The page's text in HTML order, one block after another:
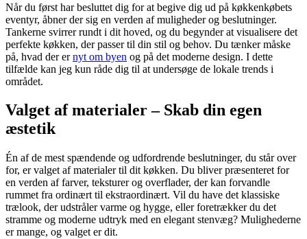
Når du først har besluttet dig for at begive dig ud på køkkenkøbets
eventyr, åbner der sig en verden af muligheder og beslutninger.
Tankerne svirrer rundt i dit hoved, og du begynder at visualisere det
perfekte køkken, der passer til din stil og behov. Du tænker måske
på, hvad der ernyt om byen og på det moderne design. I dette
tilfælde kan jeg kun råde dig til at undersøge de lokale trends i
området.
Valget af materialer – Skab din egen
æstetik
Én af de mest spændende og udfordrende beslutninger, du står over
for, er valget af materialer til dit køkken. Du bliver præsenteret for
en verden af farver, teksturer og overflader, der kan forvandle
rummet fra ordinært til ekstraordinært. Vil du have det klassiske
trælook, der udstråler varme og hygge, eller foretrækker du det
stramme og moderne udtryk med en elegant stenvæg? Mulighederne
er mange, og valget er dit.